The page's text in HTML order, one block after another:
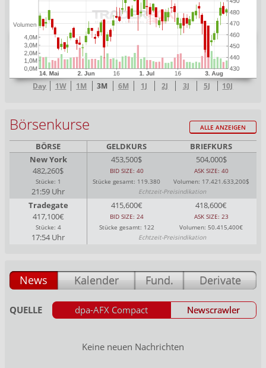
Day 1W 1M 3M 6M 1J 2J 3J 5J 10J
Börsenkurse ALLE ANZEIGEN
BÖRSE GELDKURS
BRIEFKURS
New York
453,500$
504,000$
482,260$
BID SIZE: 40
ASK SIZE: 40
Stücke: 1
Stücke gesamt: 119.380 Volumen: 17.421.633,200$
21:59 Uhr Echtzeit-Preisindikation
Tradegate 415,600€
418,600€
417,100€
BID SIZE: 24
ASK SIZE: 23
Stücke: 4
Stücke gesamt: 122 Volumen: 50.415,400€
17:54 Uhr Echtzeit-Preisindikation
News Kalender Fund. Derivate
QUELLE dpa-AFX Compact Newscrawler
Keine neuen Nachrichten